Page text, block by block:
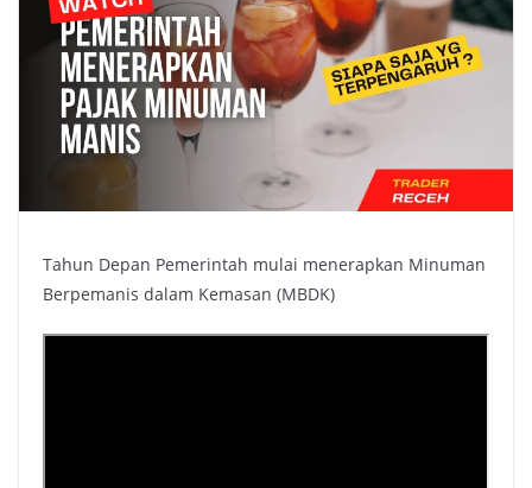
Tahun Depan Pemerintah mulai menerapkan Minuman
Berpemanis dalam Kemasan (MBDK)